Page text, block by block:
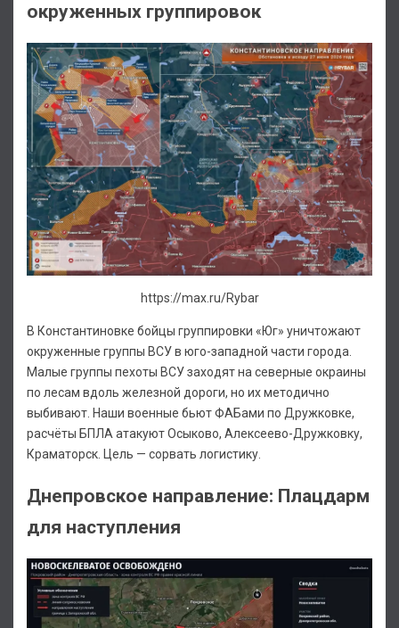
окруженных группировок
https://max.ru/Rybar
В Константиновке бойцы группировки «Юг» уничтожают
окруженные группы ВСУ в юго-западной части города.
Малые группы пехоты ВСУ заходят на северные окраины
по лесам вдоль железной дороги, но их методично
выбивают. Наши военные бьют ФАБами по Дружковке,
расчёты БПЛА атакуют Осыково, Алексеево-Дружковку,
Краматорск. Цель — сорвать логистику.
Днепровское направление: Плацдарм
для наступления